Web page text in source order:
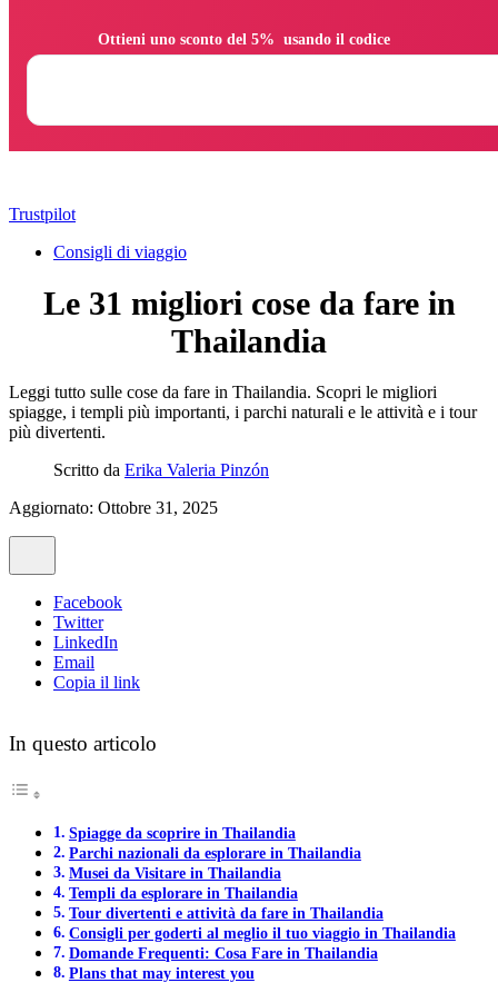
Trustpilot
Consigli di viaggio
Le 31 migliori cose da fare in
Thailandia
Leggi tutto sulle cose da fare in Thailandia. Scopri le migliori
spiagge, i templi più importanti, i parchi naturali e le attività e i tour
più divertenti.
Scritto da Erika Valeria Pinzón
Aggiornato: Ottobre 31, 2025
Facebook
Twitter
LinkedIn
Email
Copia il link
In questo articolo
Spiagge da scoprire in Thailandia
Parchi nazionali da esplorare in Thailandia
Musei da Visitare in Thailandia
Templi da esplorare in Thailandia
Tour divertenti e attività da fare in Thailandia
Consigli per goderti al meglio il tuo viaggio in Thailandia
Domande Frequenti: Cosa Fare in Thailandia
Plans that may interest you